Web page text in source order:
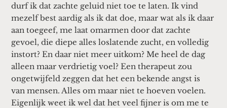
durf ik dat zachte geluid niet toe te laten. Ik vind
mezelf best aardig als ik dat doe, maar wat als ik daar
aan toegeef, me laat omarmen door dat zachte
gevoel, die diepe alles loslatende zucht, en volledig
instort? En daar niet meer uitkom? Me heel de dag
alleen maar verdrietig voel? Een therapeut zou
ongetwijfeld zeggen dat het een bekende angst is
van mensen. Alles om maar niet te hoeven voelen.
Eigenlijk weet ik wel dat het veel fijner is om me te